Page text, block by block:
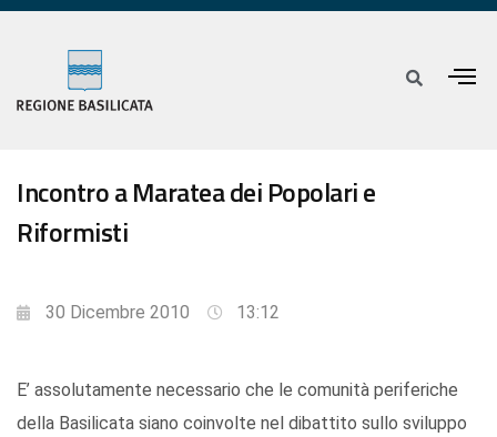
Incontro a Maratea dei Popolari e
Riformisti
30 Dicembre 2010 13:12
E’ assolutamente necessario che le comunità periferiche
della Basilicata siano coinvolte nel dibattito sullo sviluppo